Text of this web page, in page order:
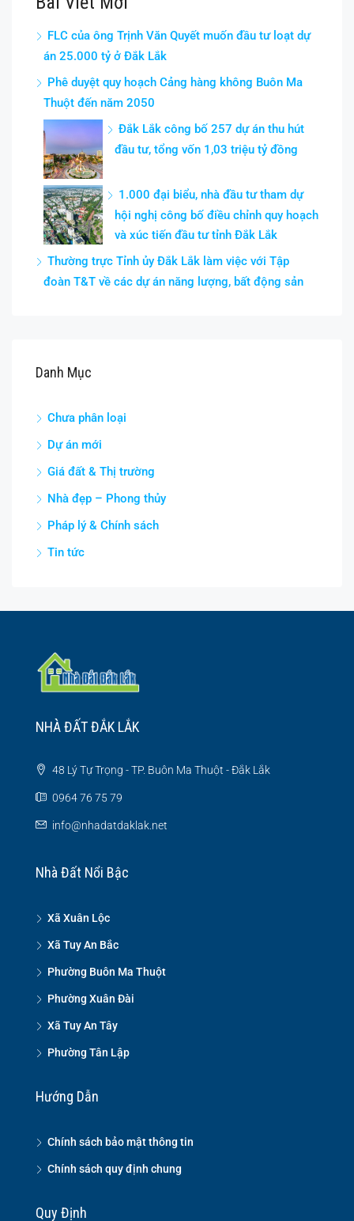
FLC của ông Trịnh Văn Quyết muốn đầu tư loạt dự
án 25.000 tỷ ở Đắk Lắk
Phê duyệt quy hoạch Cảng hàng không Buôn Ma
Thuột đến năm 2050
Đắk Lắk công bố 257 dự án thu hút
đầu tư, tổng vốn 1,03 triệu tỷ đồng
1.000 đại biểu, nhà đầu tư tham dự
hội nghị công bố điều chỉnh quy hoạch
và xúc tiến đầu tư tỉnh Đắk Lắk
Thường trực Tỉnh ủy Đắk Lắk làm việc với Tập
đoàn T&T về các dự án năng lượng, bất động sản
Danh Mục
Chưa phân loại
Dự án mới
Giá đất & Thị trường
Nhà đẹp – Phong thủy
Pháp lý & Chính sách
Tin tức
NHÀ ĐẤT ĐẮK LẮK
48 Lý Tự Trọng - TP. Buôn Ma Thuột - Đắk Lắk
0964 76 75 79
info@nhadatdaklak.net
Nhà Đất Nổi Bậc
Xã Xuân Lộc
Xã Tuy An Bắc
Phường Buôn Ma Thuột
Phường Xuân Đài
Xã Tuy An Tây
Phường Tân Lập
Hướng Dẫn
Chính sách bảo mật thông tin
Chính sách quy định chung
Quy Định